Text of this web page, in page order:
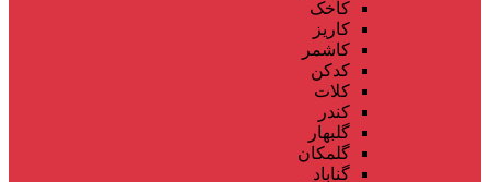
کاخک
کاریز
کاشمر
کدکن
کلات
کندر
گلبهار
گلمکان
گناباد